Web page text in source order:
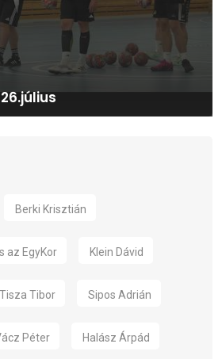
Berki Krisztián
az EgyKor Klein Dávid
Tisza Tibor Sipos Adrián
Péter Halász Árpád